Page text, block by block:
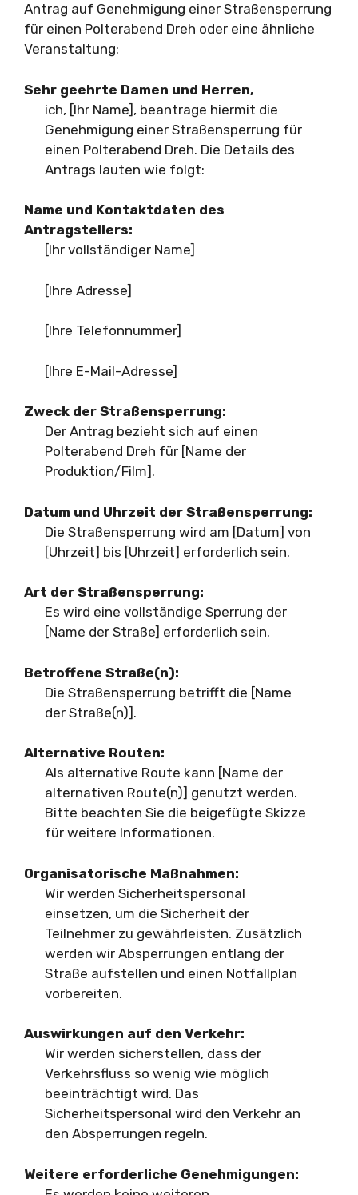
Antrag auf Genehmigung einer Straßensperrung
für einen Polterabend Dreh oder eine ähnliche
Veranstaltung:
Sehr geehrte Damen und Herren,
ich, [Ihr Name], beantrage hiermit die
Genehmigung einer Straßensperrung für
einen Polterabend Dreh. Die Details des
Antrags lauten wie folgt:
Name und Kontaktdaten des
Antragstellers:
[Ihr vollständiger Name]
[Ihre Adresse]
[Ihre Telefonnummer]
[Ihre E-Mail-Adresse]
Zweck der Straßensperrung:
Der Antrag bezieht sich auf einen
Polterabend Dreh für [Name der
Produktion/Film].
Datum und Uhrzeit der Straßensperrung:
Die Straßensperrung wird am [Datum] von
[Uhrzeit] bis [Uhrzeit] erforderlich sein.
Art der Straßensperrung:
Es wird eine vollständige Sperrung der
[Name der Straße] erforderlich sein.
Betroffene Straße(n):
Die Straßensperrung betrifft die [Name
der Straße(n)].
Alternative Routen:
Als alternative Route kann [Name der
alternativen Route(n)] genutzt werden.
Bitte beachten Sie die beigefügte Skizze
für weitere Informationen.
Organisatorische Maßnahmen:
Wir werden Sicherheitspersonal
einsetzen, um die Sicherheit der
Teilnehmer zu gewährleisten. Zusätzlich
werden wir Absperrungen entlang der
Straße aufstellen und einen Notfallplan
vorbereiten.
Auswirkungen auf den Verkehr:
Wir werden sicherstellen, dass der
Verkehrsfluss so wenig wie möglich
beeinträchtigt wird. Das
Sicherheitspersonal wird den Verkehr an
den Absperrungen regeln.
Weitere erforderliche Genehmigungen: